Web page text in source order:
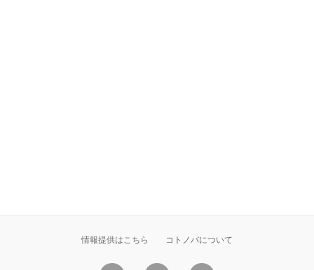
情報提供はこちら コトノバについて